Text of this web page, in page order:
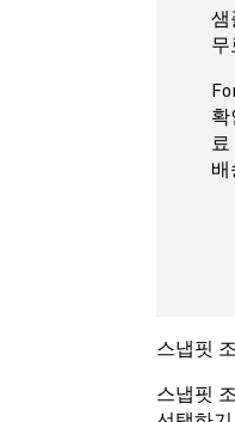
샘
무
확
배
스냅핏
스냅핏